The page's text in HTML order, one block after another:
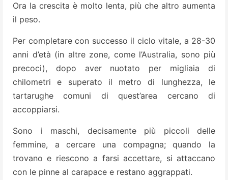
Ora la crescita è molto lenta, più che altro aumenta
il peso.
Per completare con successo il ciclo vitale, a 28-30
anni d’età (in altre zone, come l’Australia, sono più
precoci), dopo aver nuotato per migliaia di
chilometri e superato il metro di lunghezza, le
tartarughe comuni di quest’area cercano di
accoppiarsi.
Sono i maschi, decisamente più piccoli delle
femmine, a cercare una compagna; quando la
trovano e riescono a farsi accettare, si attaccano
con le pinne al carapace e restano aggrappati.